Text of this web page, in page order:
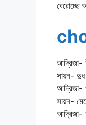
বেরোচ্ছে
সায়ন- দুধ
আদ্রিজা-
সায়ন-
আদ্রিজা-